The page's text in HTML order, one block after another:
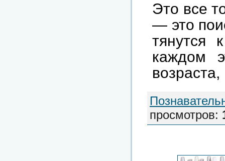
Это все
— это
каждом
просмотров: